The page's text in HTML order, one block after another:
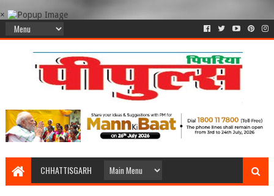
×
CHHATTISGARH